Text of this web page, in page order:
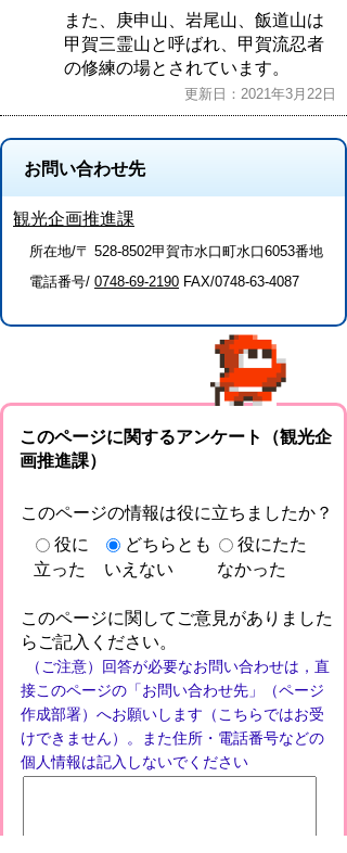
また、庚申山、岩尾山、飯道山は
甲賀三霊山と呼ばれ、甲賀流忍者
の修練の場とされています。
更新日：2021年3月22日
お問い合わせ先
観光企画推進課
所在地/〒 528-8502甲賀市水口町水口6053番地
電話番号/ 0748-69-2190 FAX/0748-63-4087
このページに関するアンケート（観光企
画推進課）
このページの情報は役に立ちましたか？
役に
立った
どちらとも
いえない
役にたた
なかった
このページに関してご意見がありました
らご記入ください。
（ご注意）回答が必要なお問い合わせは，直
接このページの「お問い合わせ先」（ページ
作成部署）へお願いします（こちらではお受
けできません）。また住所・電話番号などの
個人情報は記入しないでください